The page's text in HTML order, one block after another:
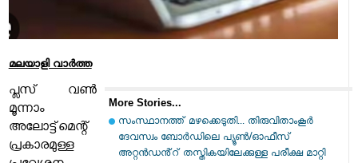
മലയാളി വാര്‍ത്ത
More Stories...
സംസ്ഥാനത്ത് മഴക്കെടുതി... തിരുവിതാംകൂർ
ദേവസ്വം ബോർഡിലെ പ്യൂൺ/ഓഫീസ്
അറ്റൻഡൻ്റ് തസ്തികയിലേക്കുള്ള പരീക്ഷ മാറ്റി
പ്ലസ് വണ്‍
മൂന്നാം
അലോട്ട്‌മെന്റ്
പ്രകാരമുള്ള